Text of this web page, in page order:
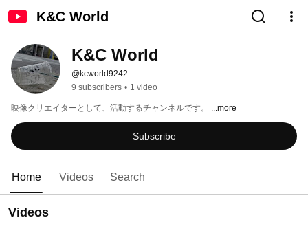
K&C World
K&C World
@kcworld9242
9 subscribers • 1 video
映像クリエイターとして、活動するチャンネルです。 ...more
Subscribe
Home Videos Search
Videos